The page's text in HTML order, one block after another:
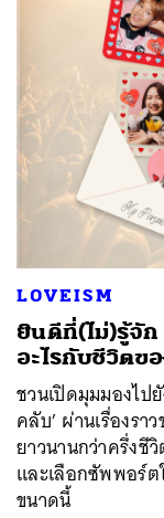
LOVEISM
ยินดีที่(ไม่)รู้จั
อะไรกับชีวิตข
ชวนเปิดมุมมองไป
คลับ’ ผ่านเรื่องร
ยาวนานกว่าครึ่งชี
และเลือกซัพพอร์
ขนาดนี้